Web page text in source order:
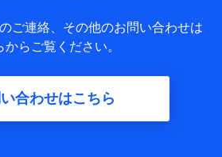
て、保険契約者及び被保険者の氏
性別、保険契約者と被保険者の関係、
商品の内容、保険料、保険料のお支払
トの種類や年齢などの情報などが含ま
者の範囲】
ご連絡、その他のお問い合わせは
からご覧ください。
合わせはこちら